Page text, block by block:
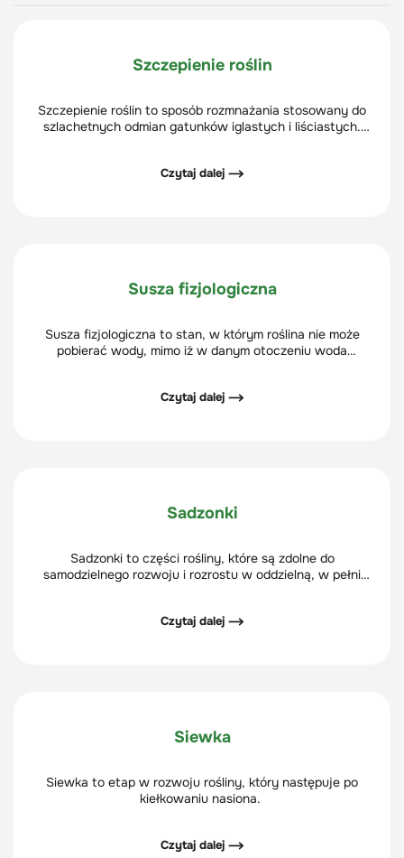
Szczepienie roślin
Szczepienie roślin to sposób rozmnażania stosowany do
szlachetnych odmian gatunków iglastych i liściastych.
Czytaj dalej ⟶
Susza fizjologiczna
Susza fizjologiczna to stan, w którym roślina nie może
pobierać wody, mimo iż w danym otoczeniu woda
Czytaj dalej ⟶
Sadzonki
Sadzonki to części rośliny, które są zdolne do
samodzielnego rozwoju i rozrostu w oddzielną, w pełni
Czytaj dalej ⟶
Siewka
Siewka to etap w rozwoju rośliny, który następuje po
kiełkowaniu nasiona.
Czytaj dalej ⟶